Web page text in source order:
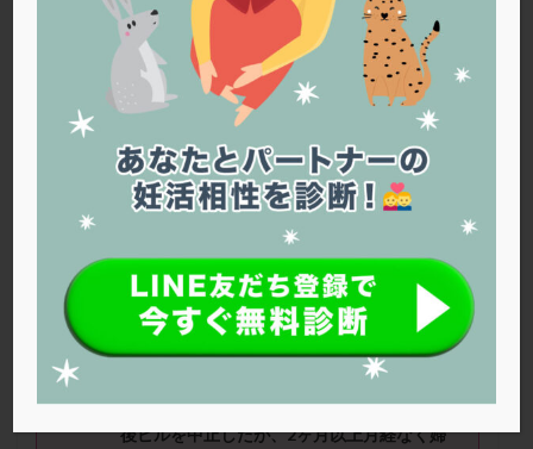
■ニックネーム：ほくほくさん（30歳）
■治療ステージ：体外受精 ■妊活歴：2〜
3年 ■AMH：3.63
婚前よりPCOSのため低用量ピル内服。入籍
後ピルを中止したが、2ヶ月以上月経なく婦
アシストハッチング
アスピリン
アンタゴニスト法
アンチエイジング
インスリン抵抗性
イントラリピッド
ウトロゲスタン
エコー
エストラーナテープ
エストロゲン
オビドレル
おりもの
カウフマン療法
カウンセリング
ガニレスト
カバサール
カフェイン
カルシウムイオノファ
カンジタ
クリニック選び
グレード
クロミッド
クロミフェン
ゴナールエフ
コロナウイルス
コロナワクチン
サウナ サプリ
サプリメント
シート法
ショート法
シリンジ法
スクラッチ
ステップアップ
ステップダウン
ストレス
スプリット